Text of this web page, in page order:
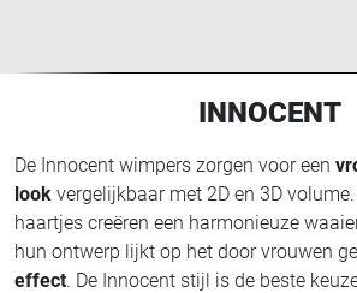
INNOCENT
De Innocent wimpers zorgen voor een
look vergelijkbaar met 2D en 3D
haartjes creëren een harmonieuze
hun ontwerp lijkt op het door vrouwen
effect. De Innocent stijl is de beste